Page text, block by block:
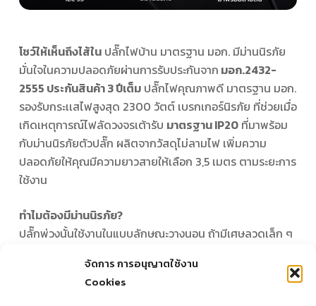
จัดการ การอนุญาตใช้งาน
Cookies
โชว์ให้เห็นถึงไส้ในปลั๊กไฟบ้าน มาตรฐาน มอก. มีม่านนิรภัย
มั่นใจในความปลอดภัยผ่านการรับประกันจาก มอก.2432-
2555 ประกันสินค้า 3 ปีเต็มปลั๊กไฟคุณภาพดี มาตรฐาน มอก.
รองรับกระเเสไฟสูงสุด 2300 วัตต์ เบรกเกอร์นิรภัย ที่ช่วยเมื่อ
เกิดเหตุการณ์ไฟลัดวงจรเต้ารับ มาตรฐาน IP20ที่มาพร้อม
กับม่านนิรภัยตัวปลั๊ก ผลิตจากวัสดุไม่ลามไฟ เพิ่มความ
ปลอดภัยให้คุณมีความยาวสายให้เลือก 3,5 เมตร ตามระยะการ
ใช้งาน
ทำไมต้องมีม่านนิรภัย?
ปลั๊กพ่วงนั้นใช้งานในแบบลักษณะวางนอน ถ้ามีเศษลวดเล็ก ๆ
ป้องกันเด็กเอานิ้วแหย่ และสัตว์ต่างๆ เช่น จิ้งจกลงไปในรูปลั๊ก
เพราะความปลอดภัยในชีวิตและทรัพย์สินสำคัญ ไม่ใช่ปลั๊ก